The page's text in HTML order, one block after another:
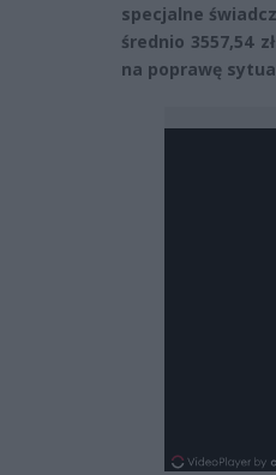
specjalne
średnio 3557,54
na poprawę